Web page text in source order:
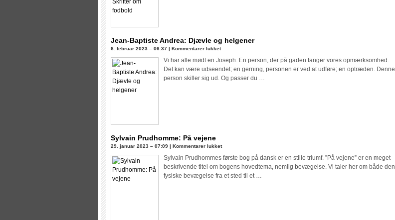
om
fodbold
Jean-Baptiste Andrea: Djævle og helgener
6. februar 2023 – 06:37 | Kommentarer lukkettil
Jean-
Baptiste
Andrea:
Vi har alle mødt en Joseph. En person, der på gaden fanger vores opmærksomhed.
Det kan være udseendet; en gerning, personen er ved at udføre; en optræden. Denne
person skiller sig ud. Og passer du …
Sylvain Prudhomme: På vejene
29. januar 2023 – 07:09 | Kommentarer lukkettil
Sylvain
Prudhomme:
Sylvain Prudhommes første bog på dansk er en stille triumf. ”På vejene” er en meget
beskrivende titel om bogens hovedtema, nemlig bevægelse. Vi taler her om både den
fysiske bevægelse fra et sted til et …